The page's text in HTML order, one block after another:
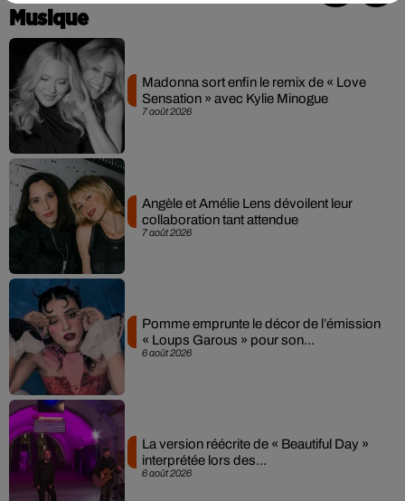
Musique
7 août 2026
Madonna sort enfin le remix de « Love
Sensation » avec Kylie Minogue
7 août 2026
Angèle et Amélie Lens dévoilent leur
collaboration tant attendue
6 août 2026
Pomme emprunte le décor de l’émission
« Loups Garous » pour son...
6 août 2026
La version réécrite de « Beautiful Day »
interprétée lors des...